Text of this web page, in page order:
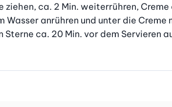
ca. 2 Min. weiterrühren,
Wasser anrühren und unter die
ca. 20 Min. vor dem Servieren